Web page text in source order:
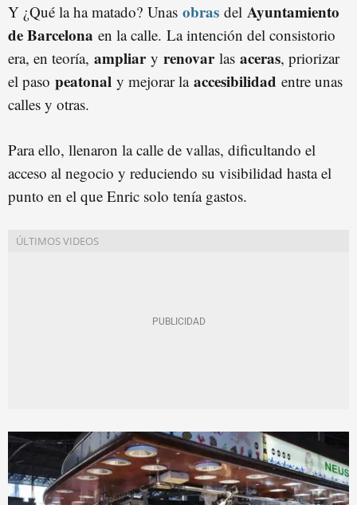
Y ¿Qué la ha matado? Unas obras del Ayuntamiento
de Barcelona en la calle. La intención del consistorio
era, en teoría, ampliary renovarlas aceras, priorizar
el paso peatonal y mejorar la accesibilidad entre unas
calles y otras.
Para ello, llenaron la calle de vallas, dificultando el
acceso al negocio y reduciendo su visibilidad hasta el
punto en el que Enric solo tenía gastos.